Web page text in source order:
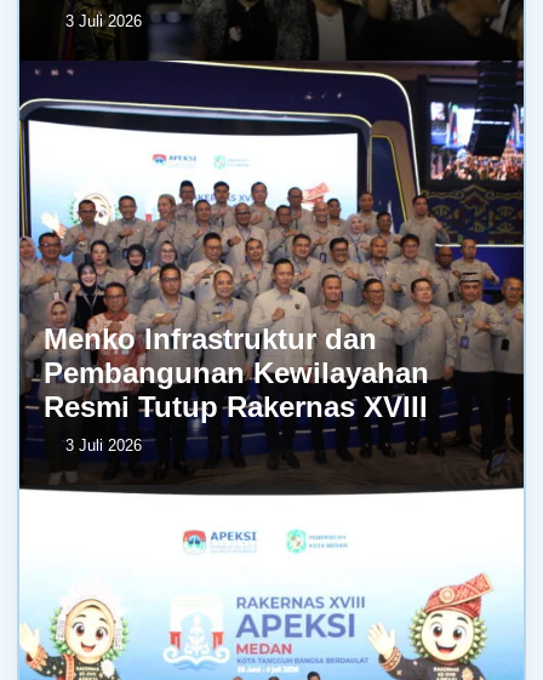
3 Juli 2026
Menko Infrastruktur dan
Pembangunan Kewilayahan
Resmi Tutup Rakernas XVIII
3 Juli 2026